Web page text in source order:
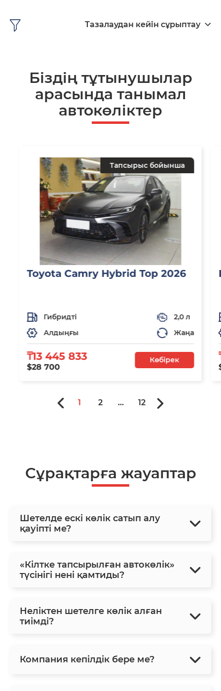
Тазалаудан кейін сұрыптау
Біздің тұтынушылар
арасында танымал
автокөліктер
Тапсырыс бойынша
Toyota Camry Hybrid Top 2026
Гибридті
2,0 л
Алдыңғы
Жаңа
₸13 445 833
$28 700
Көбірек
1 2 ... 12
Сұрақтарға жауаптар
Шетелде ескі көлік сатып алу
қауіпті ме?
«Кілтке тапсырылған автокөлік»
түсінігі нені қамтиды?
Неліктен шетелге көлік алған
тиімді?
Компания кепілдік бере ме?